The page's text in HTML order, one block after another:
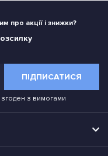
про акції і знижки?
ПІДПИСАТИСЯ
згоден з вимогами